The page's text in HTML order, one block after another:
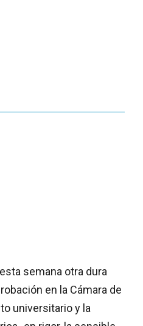
semana otra dura
en la Cámara de
universitario y la